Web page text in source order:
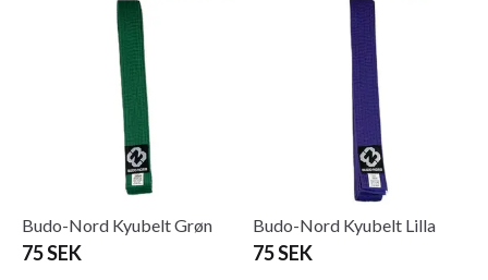
Budo-Nord Kyubelt Grøn
75 SEK
Budo-Nord Kyubelt Lilla
75 SEK